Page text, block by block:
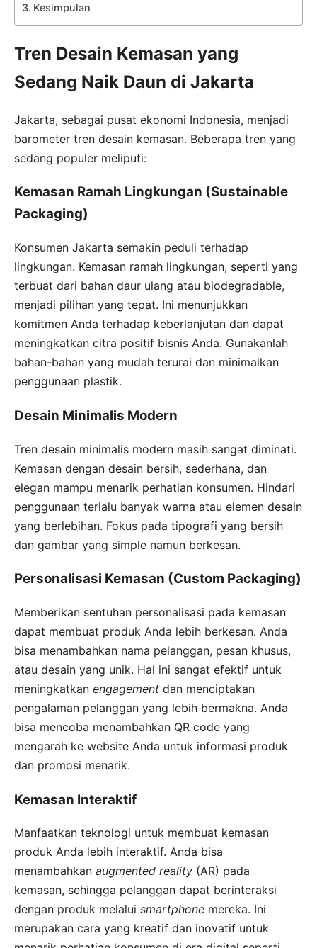
Kesimpulan
Tren Desain Kemasan yang
Sedang Naik Daun di Jakarta
Jakarta, sebagai pusat ekonomi Indonesia, menjadi
barometer tren desain kemasan. Beberapa tren yang
sedang populer meliputi:
Kemasan Ramah Lingkungan (Sustainable
Packaging)
Konsumen Jakarta semakin peduli terhadap
lingkungan. Kemasan ramah lingkungan, seperti yang
terbuat dari bahan daur ulang atau biodegradable,
menjadi pilihan yang tepat. Ini menunjukkan
komitmen Anda terhadap keberlanjutan dan dapat
meningkatkan citra positif bisnis Anda. Gunakanlah
bahan-bahan yang mudah terurai dan minimalkan
penggunaan plastik.
Desain Minimalis Modern
Tren desain minimalis modern masih sangat diminati.
Kemasan dengan desain bersih, sederhana, dan
elegan mampu menarik perhatian konsumen. Hindari
penggunaan terlalu banyak warna atau elemen desain
yang berlebihan. Fokus pada tipografi yang bersih
dan gambar yang simple namun berkesan.
Personalisasi Kemasan (Custom Packaging)
Memberikan sentuhan personalisasi pada kemasan
dapat membuat produk Anda lebih berkesan. Anda
bisa menambahkan nama pelanggan, pesan khusus,
atau desain yang unik. Hal ini sangat efektif untuk
meningkatkan engagement dan menciptakan
pengalaman pelanggan yang lebih bermakna. Anda
bisa mencoba menambahkan QR code yang
mengarah ke website Anda untuk informasi produk
dan promosi menarik.
Kemasan Interaktif
Manfaatkan teknologi untuk membuat kemasan
produk Anda lebih interaktif. Anda bisa
menambahkan augmented reality (AR) pada
kemasan, sehingga pelanggan dapat berinteraksi
dengan produk melalui smartphone mereka. Ini
merupakan cara yang kreatif dan inovatif untuk